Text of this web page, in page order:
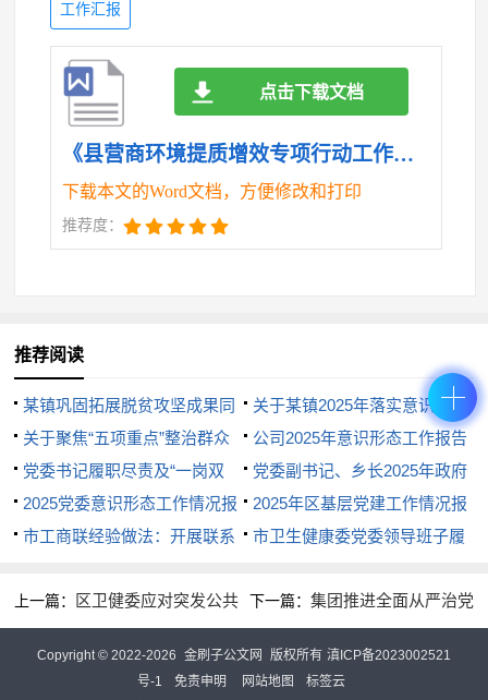
—问题整改—成效评估”工作闭环。多维评价：在办事
窗口设置”好差评”设备，同步开通短信、微信评价渠
道；精准分析：建立”不满意工单”数据库，运用大数
据技术定位高频问题；溯源整改：对重复性投诉问题
启动倒查机制，追究相关人员责任；长效提升：将评
价结果纳入部门绩效考核，权重占比提升至x％。专项
行动期间，通过x热线回访企业x家，收集优化建议x
条，推动x项流程再精简。某物流公司反映的”道路运
划”，开展”三比三看”岗位练兵（比服务规范、看群众
口碑；比业务技能、看办件质量；比创新举措、看改
革成效）。建立”月度服务之星”评选制度，对连续x次
获奖人员优先晋升职称。组织窗口人员赴杭州、深圳
等地学习”最多跑一次”改革经验，转化创新举措x项。
升至x.x％。
跑动次数减少x％，审批效率提升x％。下一步将持续
工作汇报
《县营商环境提质增效专项行动工作汇报2.doc》
下载本文的Word文档，方便修改和打印
推荐度：
点击下载文档
推荐阅读
某镇巩固拓展脱贫攻坚成果同
乡村振兴有效衔接工作汇报
关于某镇2025年落实意识形态
工作责任制情况的报告
关于聚焦“五项重点”整治群众
身边腐败和不正之风工作情况报
告
公司2025年意识形态工作报告
党委书记履职尽责及“一岗双
责”落实情况报告
党委副书记、乡长2025年政府
工作报告
2025党委意识形态工作情况报
告
2025年区基层党建工作情况报
告
市工商联经验做法：开展联系
本盘
市卫生健康委党委领导班子履
告
上一篇： 区卫健委应对突发公共
下一篇： 集团推进全面从严治党
Copyright © 2022-2026 金刷子公文网 版权所有 滇ICP备2023002521
号-1
免责申明 网站地图 标签云